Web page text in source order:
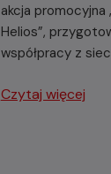
akcja promocyjna
Helios”,
współpracy z
Czytaj więcej